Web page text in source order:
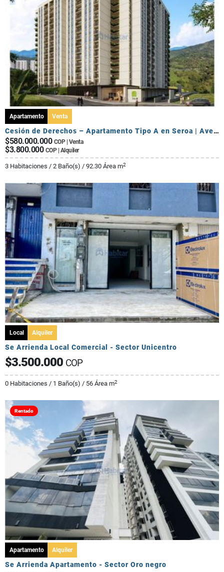
Apartamento Venta
Cesión de Derechos – Apartamento Tipo A en Seroa | Avenida Centenario
$580.000.000 COP | Venta
$3.800.000 COP | Alquiler
3 Habitaciones / 2 Baño(s) / 92.30 Área m2
Local Alquiler
Se Arrienda Local Comercial - Sector Unicentro
$3.500.000 COP
0 Habitaciones / 1 Baño(s) / 56 Área m2
Rentado
Apartamento Alquiler
Se Arrienda Apartamento - Sector Oro negro